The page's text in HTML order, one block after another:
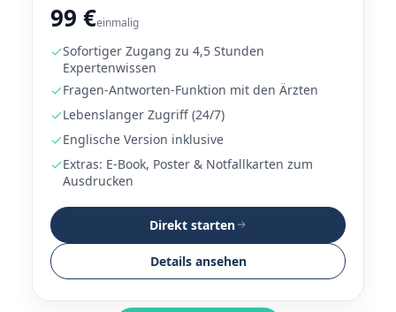
99 €einmalig
Sofortiger Zugang zu 4,5 Stunden
Expertenwissen
Fragen-Antworten-Funktion mit den Ärzten
Lebenslanger Zugriff (24/7)
Englische Version inklusive
Extras: E-Book, Poster & Notfallkarten zum
Ausdrucken
Direkt starten
Details ansehen